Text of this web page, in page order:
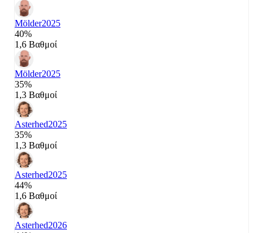
Mölder2025
40%
1,6 Βαθμοί
Mölder2025
35%
1,3 Βαθμοί
Asterhed2025
35%
1,3 Βαθμοί
Asterhed2025
44%
1,6 Βαθμοί
Asterhed2026